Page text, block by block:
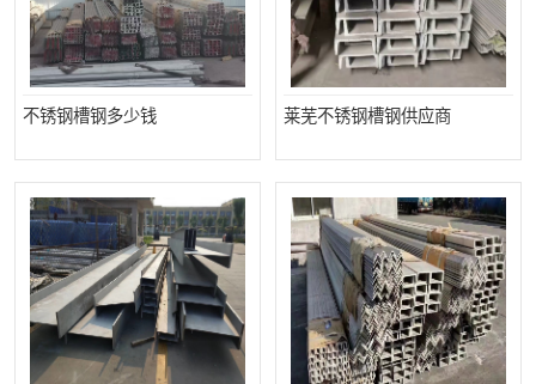
不锈钢槽钢多少钱 莱芜不锈钢槽钢供应商